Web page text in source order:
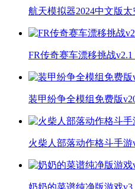
航天模拟器2024中文版
FR传奇赛车漂移挑战v2.1
装甲纷争全模组免费版
火柴人部落动作格斗手游
奶奶的菜谱纯净版游戏